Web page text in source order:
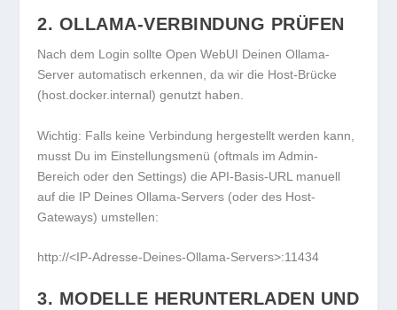
2. OLLAMA-VERBINDUNG PRÜFEN
Nach dem Login sollte Open WebUI Deinen Ollama-
Server automatisch erkennen, da wir die Host-Brücke
(host.docker.internal) genutzt haben.
Wichtig: Falls keine Verbindung hergestellt werden kann,
musst Du im Einstellungsmenü (oftmals im Admin-
Bereich oder den Settings) die API-Basis-URL manuell
auf die IP Deines Ollama-Servers (oder des Host-
Gateways) umstellen:
http://<IP-Adresse-Deines-Ollama-Servers>:11434
3. MODELLE HERUNTERLADEN UND